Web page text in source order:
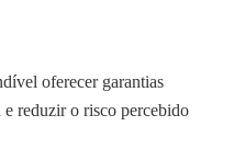
oferecer garantias
e reduzir o risco percebido